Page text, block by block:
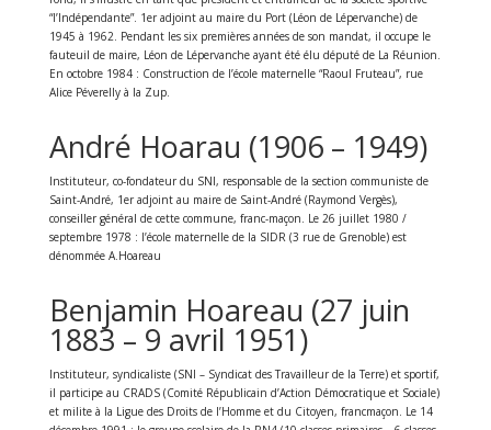
“l’Indépendante”. 1er adjoint au maire du Port (Léon de Lépervanche) de
1945 à 1962. Pendant les six premières années de son mandat, il occupe le
fauteuil de maire, Léon de Lépervanche ayant été élu député de La Réunion.
En octobre 1984 : Construction de l’école maternelle “Raoul Fruteau”, rue
Alice Péverelly à la Zup.
André Hoarau (1906 – 1949)
Instituteur, co-fondateur du SNI, responsable de la section communiste de
Saint-André, 1er adjoint au maire de Saint-André (Raymond Vergès),
conseiller général de cette commune, franc-maçon. Le 26 juillet 1980 /
septembre 1978 : l’école maternelle de la SIDR (3 rue de Grenoble) est
dénommée A.Hoareau
Benjamin Hoareau (27 juin
1883 – 9 avril 1951)
Instituteur, syndicaliste (SNI – Syndicat des Travailleur de la Terre) et sportif,
il participe au CRADS (Comité Républicain d’Action Démocratique et Sociale)
et milite à la Ligue des Droits de l’Homme et du Citoyen, francmaçon. Le 14